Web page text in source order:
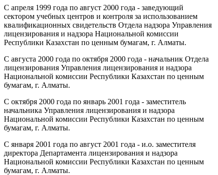
С апреля 1999 года по август 2000 года - заведующий
сектором учебных центров и контроля за использованием
квалификационных свидетельств Отдела надзора Управления
лицензирования и надзора Национальной комиссии
Республики Казахстан по ценным бумагам, г. Алматы.
С августа 2000 года по октября 2000 года - начальник Отдела
лицензирования Управления лицензирования и надзора
Национальной комиссии Республики Казахстан по ценным
бумагам, г. Алматы.
С октября 2000 года по январь 2001 года - заместитель
начальника Управления лицензирования и надзора
Национальной комиссии Республики Казахстан по ценным
бумагам, г. Алматы.
С января 2001 года по август 2001 года - и.о. заместителя
директора Департамента лицензирования и надзора
Национальной комиссии Республики Казахстан по ценным
бумагам, г. Алматы.